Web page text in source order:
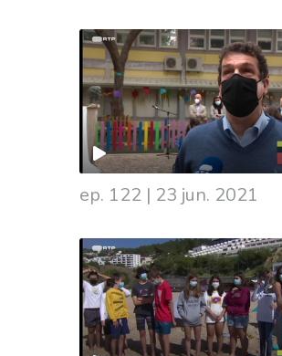
ep. 122 | 23 jun. 2021
549548